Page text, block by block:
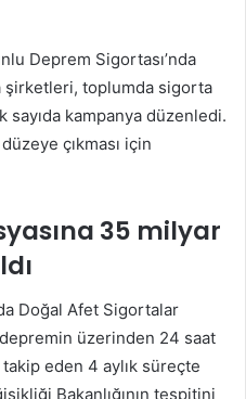
Deprem Sigortası’nda
toplumda sigorta
sayıda kampanya düzenledi.
çıkması için
35 milyar
Doğal Afet Sigortalar
üzerinden 24 saat
eden 4 aylık süreçte
Bakanlığının tespitini